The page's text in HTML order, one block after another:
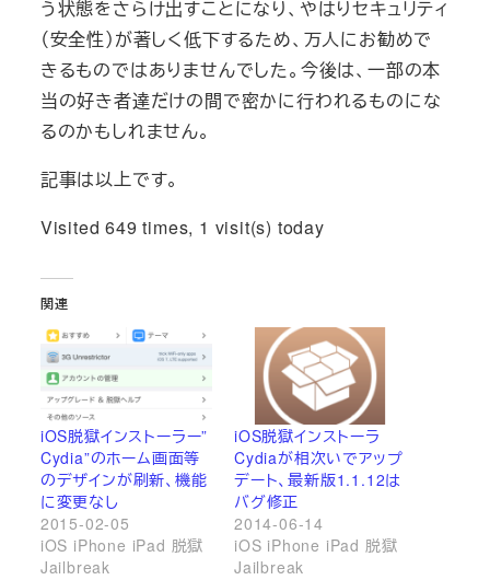
う状態をさらけ出すことになり、やはりセキュリティ
（安全性）が著しく低下するため、万人にお勧めで
きるものではありませんでした。今後は、一部の本
当の好き者達だけの間で密かに行われるものにな
るのかもしれません。
記事は以上です。
Visited 649 times, 1 visit(s) today
関連
iOS脱獄インストーラー”
Cydia”のホーム画面等
のデザインが刷新、機能
に変更なし
2015-02-05
iOS iPhone iPad 脱獄
Jailbreak
iOS脱獄インストーラ
Cydiaが相次いでアップ
デート、最新版1.1.12は
バグ修正
2014-06-14
iOS iPhone iPad 脱獄
Jailbreak